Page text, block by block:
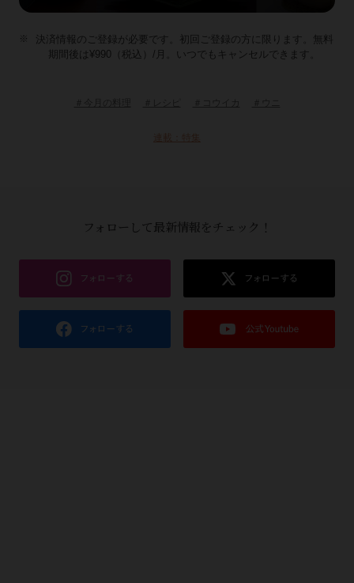
決済情報のご登録が必要です。初回ご登録の方に限ります。無料
期間後は¥990（税込）/月。いつでもキャンセルできます。
連載：特集
フォローして最新情報をチェック！